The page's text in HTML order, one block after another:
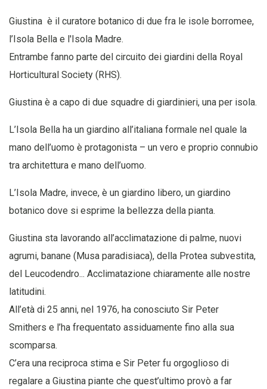
Giustina è il curatore botanico di due fra le isole borromee,
l’Isola Bella e l'Isola Madre.
Entrambe fanno parte del circuito dei giardini della Royal
Horticultural Society (RHS).
Giustina è a capo di due squadre di giardinieri, una per isola.
L’Isola Bella ha un giardino all’italiana formale nel quale la
mano dell’uomo è protagonista – un vero e proprio connubio
tra architettura e mano dell’uomo.
L’Isola Madre, invece, è un giardino libero, un giardino
botanico dove si esprime la bellezza della pianta.
Giustina sta lavorando all’acclimatazione di palme, nuovi
agrumi, banane (Musa paradisiaca), della Protea subvestita,
del Leucodendro... Acclimatazione chiaramente alle nostre
latitudini.
All’età di 25 anni, nel 1976, ha conosciuto Sir Peter
Smithers e l’ha frequentato assiduamente fino alla sua
scomparsa.
C’era una reciproca stima e Sir Peter fu orgoglioso di
regalare a Giustina piante che quest’ultimo provò a far